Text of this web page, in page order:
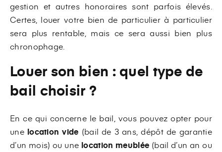
gestion et autres honoraires sont parfois élevés.
Certes, louer votre bien de particulier à particulier
sera plus rentable, mais ce sera aussi bien plus
chronophage.
Louer son bien : quel type de
bail choisir ?
En ce qui concerne le bail, vous pouvez opter pour
une location vide (bail de 3 ans, dépôt de garantie
d’un mois) ou une location meublée (bail d’un an ou